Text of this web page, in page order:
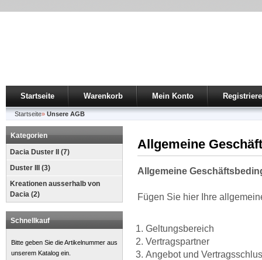
Startseite Warenkorb Mein Konto
Startseite» Unsere AGB
Kategorien
Dacia Duster II (7)
Duster III (3)
Kreationen ausserhalb von
Dacia (2)
Schnellkauf
Bitte geben Sie die Artikelnummer aus
unserem Katalog ein.
Allgemeine
Allgemeine
Fügen Sie hier Ihre
Geltungsbereich
Vertragspartner
Angebot und